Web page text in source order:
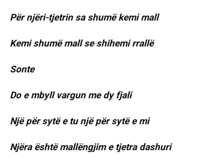
Për njëri-tjetrin sa shumë kemi mall
Kemi shumë mall se shihemi rrallë
Sonte
Do e mbyll vargun me dy fjali
Një për sytë e tu një për sytë e mi
Njëra është mallëngjim e tjetra dashuri